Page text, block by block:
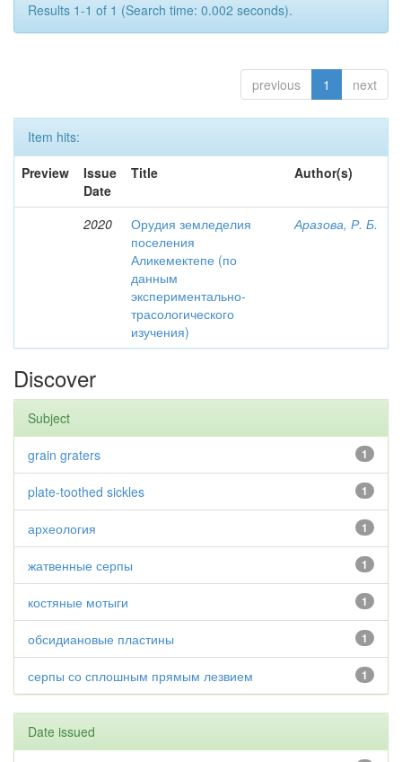
Results 1-1 of 1 (Search time: 0.002 seconds).
previous 1 next
Item hits:
Preview
Issue
Date
Title Author(s)
2020
Орудия земледелия
поселения
Аликемектепе (по
данным
экспериментально-
трасологического
изучения)
Аразова, Р. Б.
Discover
Subject
1
grain graters
1
plate-toothed sickles
1
археология
1
жатвенные серпы
1
костяные мотыги
1
обсидиановые пластины
1
серпы со сплошным прямым лезвием
Date issued